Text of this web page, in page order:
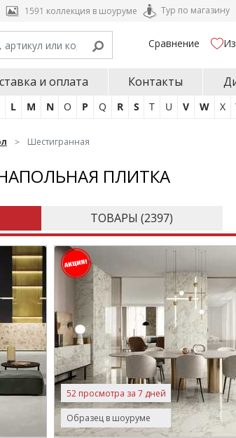
1591 коллекция в шоуруме Тур по магазину
Сравнение
и оплата Контакты
L M N O P Q R S T U V W X
Шестигранная
ПЛИТКА
ТОВАРЫ (2397)
Образец в шоуруме
52 просмотра за 7 дней